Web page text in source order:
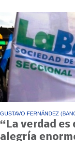
GUSTAVO FERNÁNDEZ
“La verdad es
alegría